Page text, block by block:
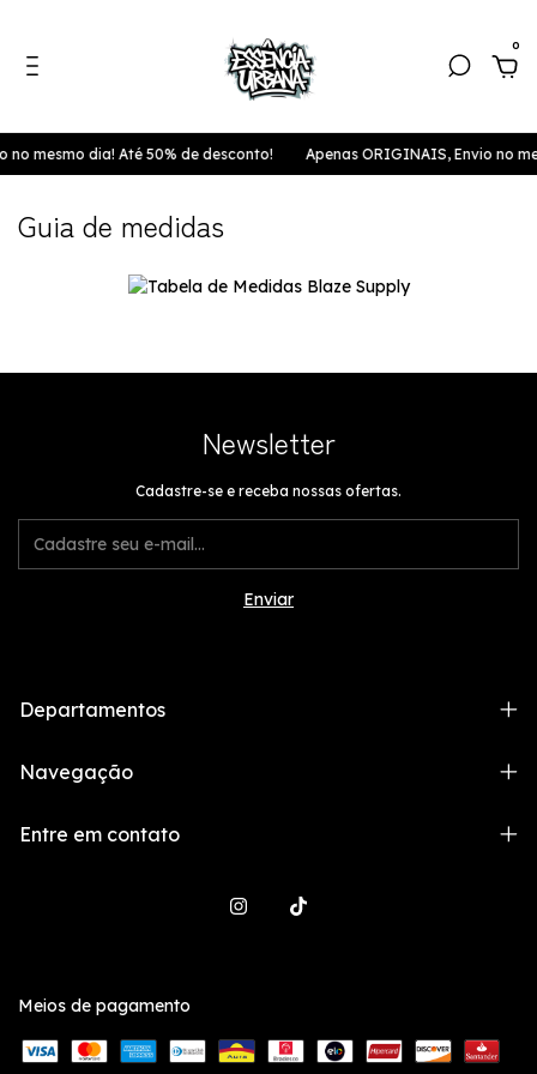
0
no mesmo dia! Até 50% de desconto! Apenas ORIGINAIS, Envio no
Guia de medidas
Newsletter
Cadastre-se e receba nossas ofertas.
Departamentos
Navegação
Entre em contato
Meios de pagamento